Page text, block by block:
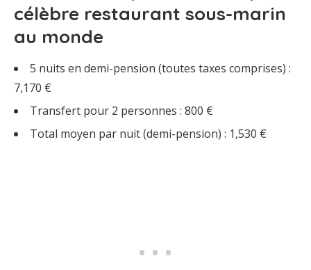
célèbre restaurant sous-marin
au monde
5 nuits en demi-pension (toutes taxes comprises) :
7,170 €
Transfert pour 2 personnes : 800 €
Total moyen par nuit (demi-pension) : 1,530 €